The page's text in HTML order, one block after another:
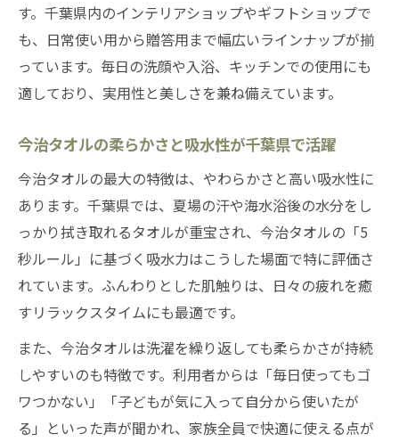
す。千葉県内のインテリアショップやギフトショップで
も、日常使い用から贈答用まで幅広いラインナップが揃
っています。毎日の洗顔や入浴、キッチンでの使用にも
適しており、実用性と美しさを兼ね備えています。
今治タオルの柔らかさと吸水性が千葉県で活躍
今治タオルの最大の特徴は、やわらかさと高い吸水性に
あります。千葉県では、夏場の汗や海水浴後の水分をし
っかり拭き取れるタオルが重宝され、今治タオルの「5
秒ルール」に基づく吸水力はこうした場面で特に評価さ
れています。ふんわりとした肌触りは、日々の疲れを癒
すリラックスタイムにも最適です。
また、今治タオルは洗濯を繰り返しても柔らかさが持続
しやすいのも特徴です。利用者からは「毎日使ってもゴ
ワつかない」「子どもが気に入って自分から使いたが
る」といった声が聞かれ、家族全員で快適に使える点が